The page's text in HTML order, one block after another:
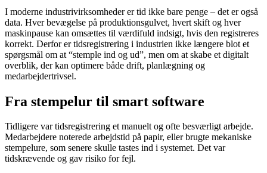
I moderne industrivirksomheder er tid ikke bare penge – det er også
data. Hver bevægelse på produktionsgulvet, hvert skift og hver
maskinpause kan omsættes til værdifuld indsigt, hvis den registreres
korrekt. Derfor er tidsregistrering i industrien ikke længere blot et
spørgsmål om at “stemple ind og ud”, men om at skabe et digitalt
overblik, der kan optimere både drift, planlægning og
medarbejdertrivsel.
Fra stempelur til smart software
Tidligere var tidsregistrering et manuelt og ofte besværligt arbejde.
Medarbejdere noterede arbejdstid på papir, eller brugte mekaniske
stempelure, som senere skulle tastes ind i systemet. Det var
tidskrævende og gav risiko for fejl.